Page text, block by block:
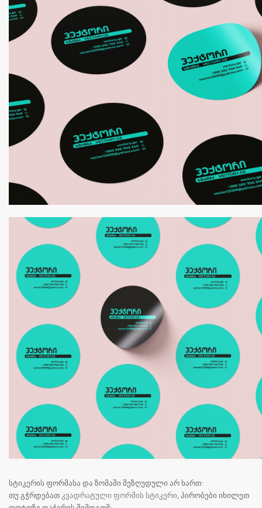
სტიკერის ფორმასა და ზომაში შეზღუდული არ ხართ:
თუ გჭრდებათ კვადრატული ფორმის სტიკერი, პირობები იხილეთ